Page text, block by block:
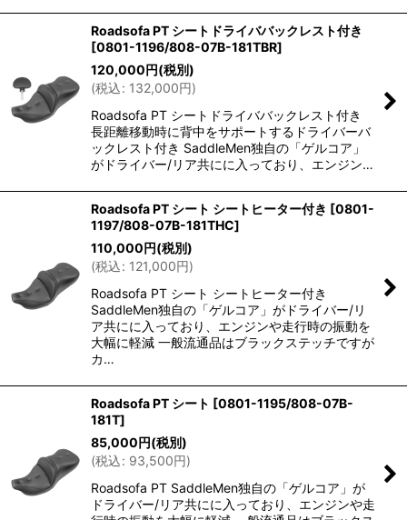
Roadsofa PT シートドライババックレスト付き
[0801-1196/808-07B-181TBR]
120,000円(税別)
(税込: 132,000円)
Roadsofa PT シートドライババックレスト付き
長距離移動時に背中をサポートするドライバーバ
ックレスト付き SaddleMen独自の「ゲルコア」
がドライバー/リア共にに入っており、エンジン…
Roadsofa PT シート シートヒーター付き [0801-
1197/808-07B-181THC]
110,000円(税別)
(税込: 121,000円)
Roadsofa PT シート シートヒーター付き
SaddleMen独自の「ゲルコア」がドライバー/リ
ア共にに入っており、エンジンや走行時の振動を
大幅に軽減 一般流通品はブラックステッチですが
カ…
Roadsofa PT シート [0801-1195/808-07B-
181T]
85,000円(税別)
(税込: 93,500円)
Roadsofa PT SaddleMen独自の「ゲルコア」が
ドライバー/リア共にに入っており、エンジンや走